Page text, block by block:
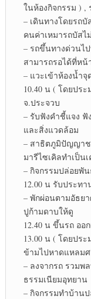
ในห้องกิจกรรม ) ,
– เดินทางโดยรถ
คนค่าเหมารถบัส
– รถขึ้นทางด่วนไ
สามารถรอได้ที่ห
– แวะเข้าห้องน้ำ
10.40 น ( โดยปร
จ.ประจวบ
– รับฟังคำชี้แจง ฟั
และสิ่งแวดล้อม
– สาธิตภูมิปัญญาช
มารีไซเคิลทำเป็
– กิจกรรมปล่อยพั
12.00 น รับประท
– พักผ่อนตามอัธย
ปูก้ามดาบให้ดู
12.40 น ขึ้นรถ ออ
13.00 น ( โดยปร
ข้ามไปหาดแหลม
– ลงจากรถ รวมพ
ธรรมเนียมอุทยาน
– กิจกรรมทำบ้าน